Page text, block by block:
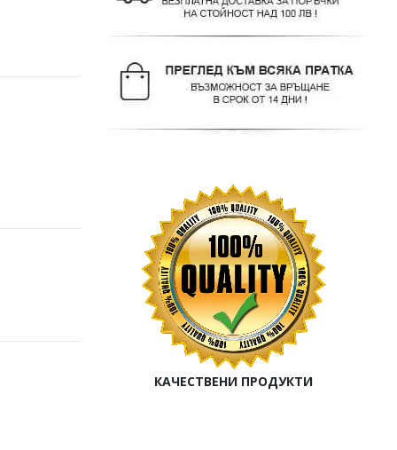
КАЧЕСТВЕНИ ПРОДУКТИ